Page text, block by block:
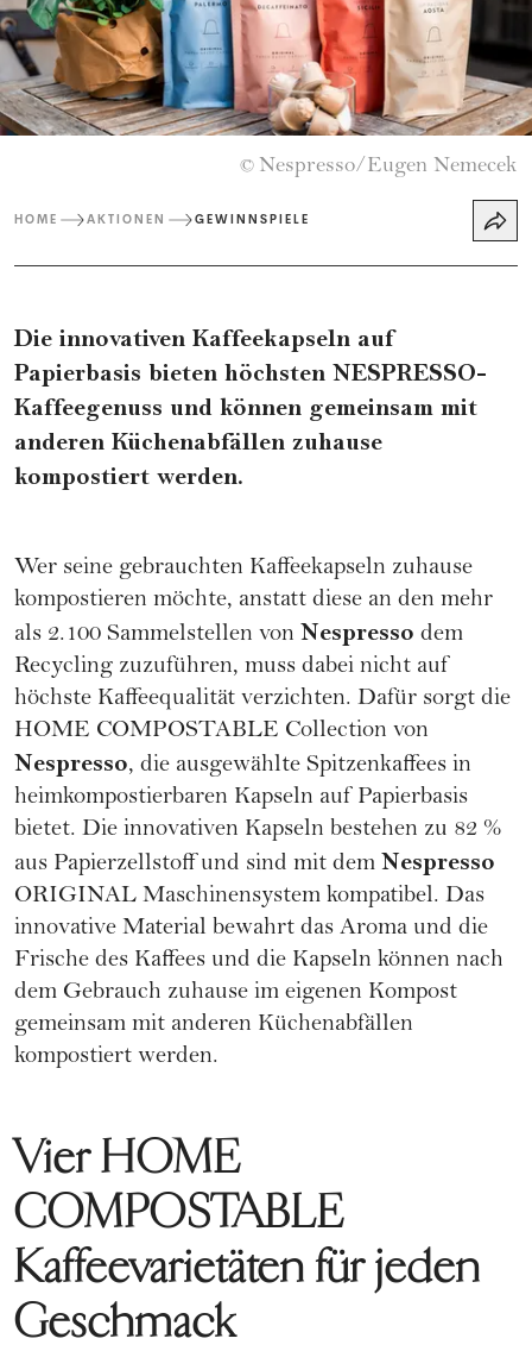
© Nespresso/Eugen Nemecek
HOME AKTIONEN GEWINNSPIELE
Die innovativen Kaffeekapseln auf
Papierbasis bieten höchsten NESPRESSO-
Kaffeegenuss und können gemeinsam mit
anderen Küchenabfällen zuhause
kompostiert werden.
Wer seine gebrauchten Kaffeekapseln zuhause
kompostieren möchte, anstatt diese an den mehr
als 2.100 Sammelstellen von Nespresso dem
Recycling zuzuführen, muss dabei nicht auf
höchste Kaffeequalität verzichten. Dafür sorgt die
HOME COMPOSTABLE Collection von
Nespresso, die ausgewählte Spitzenkaffees in
heimkompostierbaren Kapseln auf Papierbasis
bietet. Die innovativen Kapseln bestehen zu 82 %
aus Papierzellstoff und sind mit dem Nespresso
ORIGINAL Maschinensystem kompatibel. Das
innovative Material bewahrt das Aroma und die
Frische des Kaffees und die Kapseln können nach
dem Gebrauch zuhause im eigenen Kompost
gemeinsam mit anderen Küchenabfällen
kompostiert werden.
Vier HOME
COMPOSTABLE
Kaffeevarietäten für jeden
Geschmack